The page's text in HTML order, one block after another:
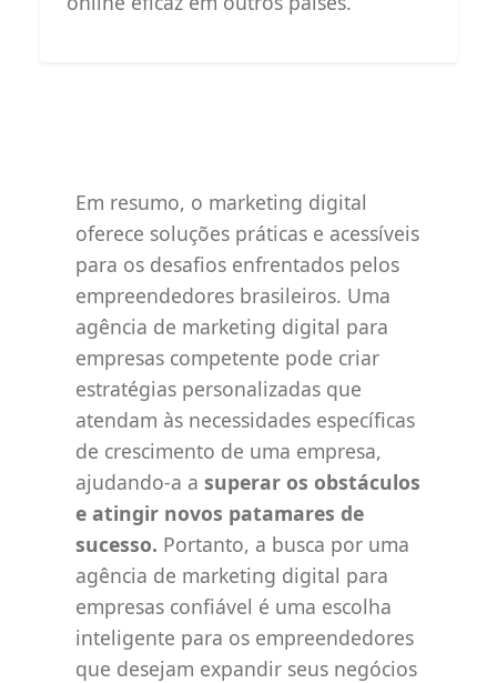
Em resumo, o marketing digital
oferece soluções práticas e acessíveis
para os desafios enfrentados pelos
empreendedores brasileiros. Uma
agência de marketing digital para
empresas competente pode criar
estratégias personalizadas que
atendam às necessidades específicas
de crescimento de uma empresa,
ajudando-a a superar os obstáculos
e atingir novos patamares de
sucesso. Portanto, a busca por uma
agência de marketing digital para
empresas confiável é uma escolha
inteligente para os empreendedores
que desejam expandir seus negócios